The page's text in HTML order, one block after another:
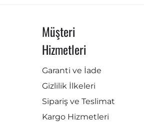
Müşteri
Hizmetleri
Garanti ve İade
Gizlilik İlkeleri
Sipariş ve Teslimat
Kargo Hizmetleri